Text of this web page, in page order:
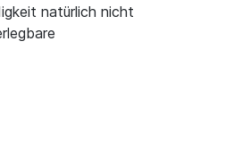
natürlich nicht